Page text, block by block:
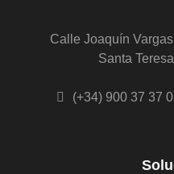
Calle Joaquín
Santa
(+34) 900 37 37